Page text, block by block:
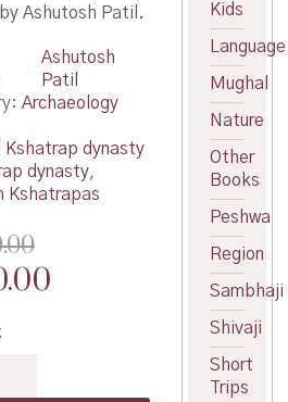
Ashutosh Patil.
Ashutosh
Patil
Archaeology
Kshatrap dynasty
dynasty,
Kshatrapas
Current
Kids
Language
Mughal
Nature
Other
Books
Peshwa
Region
Sambhaji
Shivaji
Short
Trips